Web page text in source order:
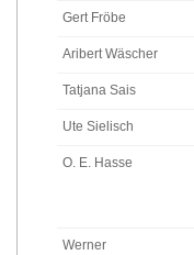
Gert Fröbe
Aribert Wäscher
Tatjana Sais
Ute Sielisch
O. E. Hasse
Werner